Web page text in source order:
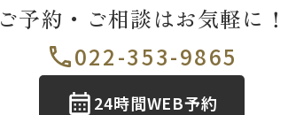
ご予約・ご相談はお気軽に！
022-353-9865
24時間WEB予約